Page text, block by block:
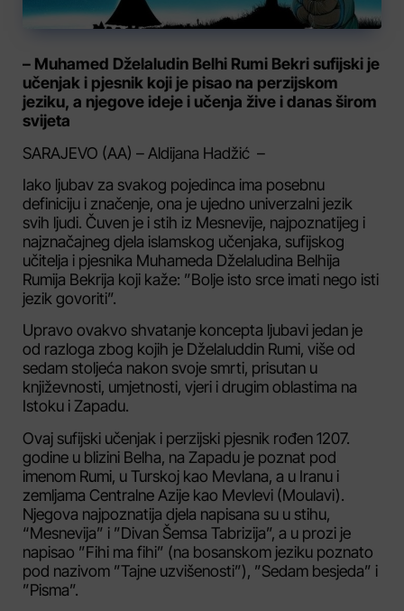
– Muhamed Dželaludin Belhi Rumi Bekri sufijski je
učenjak i pjesnik koji je pisao na perzijskom
jeziku, a njegove ideje i učenja žive i danas širom
svijeta
SARAJEVO (AA) – Aldijana Hadžić –
Iako ljubav za svakog pojedinca ima posebnu
definiciju i značenje, ona je ujedno univerzalni jezik
svih ljudi. Čuven je i stih iz Mesnevije, najpoznatijeg i
najznačajneg djela islamskog učenjaka, sufijskog
učitelja i pjesnika Muhameda Dželaludina Belhija
Rumija Bekrija koji kaže: ”Bolje isto srce imati nego isti
jezik govoriti”.
Upravo ovakvo shvatanje koncepta ljubavi jedan je
od razloga zbog kojih je Dželaluddin Rumi, više od
sedam stoljeća nakon svoje smrti, prisutan u
književnosti, umjetnosti, vjeri i drugim oblastima na
Istoku i Zapadu.
Ovaj sufijski učenjak i perzijski pjesnik rođen 1207.
godine u blizini Belha, na Zapadu je poznat pod
imenom Rumi, u Turskoj kao Mevlana, a u Iranu i
zemljama Centralne Azije kao Mevlevi (Moulavi).
Njegova najpoznatija djela napisana su u stihu,
“Mesnevija” i ”Divan Šemsa Tabrizija”, a u prozi je
napisao ”Fihi ma fihi” (na bosanskom jeziku poznato
pod nazivom ”Tajne uzvišenosti”), ”Sedam besjeda” i
”Pisma”.